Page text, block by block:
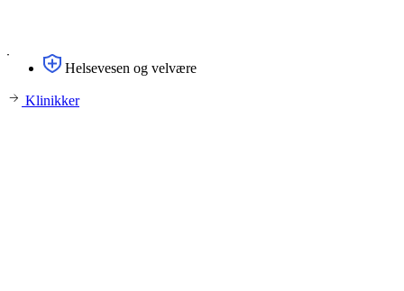
Helsevesen og velvære
Klinikker